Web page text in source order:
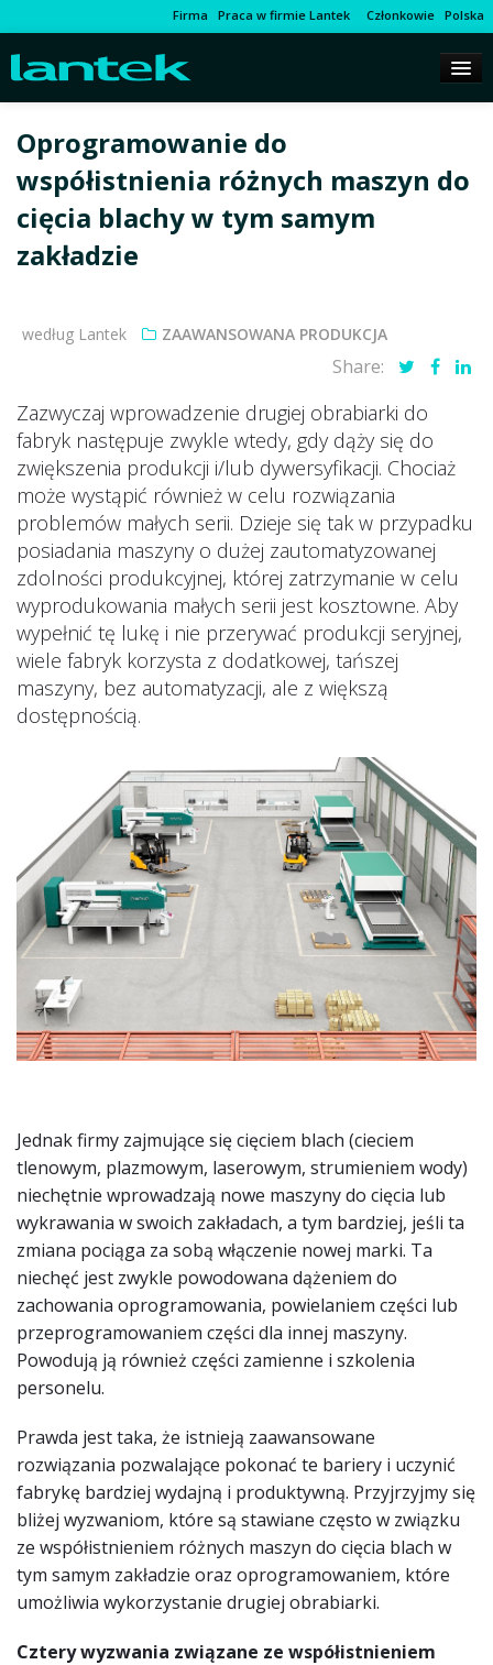
Firma Praca w firmie Lantek Członkowie Polska
Oprogramowanie do
współistnienia różnych maszyn do
cięcia blachy w tym samym
zakładzie
według Lantek ZAAWANSOWANA PRODUKCJA
Share:
Zazwyczaj wprowadzenie drugiej obrabiarki do
fabryk następuje zwykle wtedy, gdy dąży się do
zwiększenia produkcji i/lub dywersyfikacji. Chociaż
może wystąpić również w celu rozwiązania
problemów małych serii. Dzieje się tak w przypadku
posiadania maszyny o dużej zautomatyzowanej
zdolności produkcyjnej, której zatrzymanie w celu
wyprodukowania małych serii jest kosztowne. Aby
wypełnić tę lukę i nie przerywać produkcji seryjnej,
wiele fabryk korzysta z dodatkowej, tańszej
maszyny, bez automatyzacji, ale z większą
dostępnością.
Jednak firmy zajmujące się cięciem blach (cieciem
tlenowym, plazmowym, laserowym, strumieniem wody)
niechętnie wprowadzają nowe maszyny do cięcia lub
wykrawania w swoich zakładach, a tym bardziej, jeśli ta
zmiana pociąga za sobą włączenie nowej marki. Ta
niechęć jest zwykle powodowana dążeniem do
zachowania oprogramowania, powielaniem części lub
przeprogramowaniem części dla innej maszyny.
Powodują ją również części zamienne i szkolenia
personelu.
Prawda jest taka, że istnieją zaawansowane
rozwiązania pozwalające pokonać te bariery i uczynić
fabrykę bardziej wydajną i produktywną. Przyjrzyjmy się
bliżej wyzwaniom, które są stawiane często w związku
ze współistnieniem różnych maszyn do cięcia blach w
tym samym zakładzie oraz oprogramowaniem, które
umożliwia wykorzystanie drugiej obrabiarki.
Cztery wyzwania związane ze współistnieniem